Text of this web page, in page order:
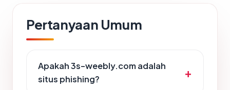
Pertanyaan Umum
Apakah 3s-weebly.com adalah
situs phishing?